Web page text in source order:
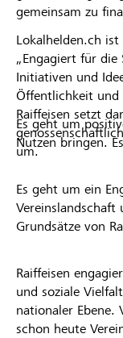
gemeinsam zu
Lokalhelden.ch
„Engagiert für die
Initiativen und
Öffentlichkeit und
Raiffeisen setzt
um.
Es geht um
Nutzen bringen.
Es geht um ein
Vereinslandschaft
Grundsätze von
Raiffeisen
und soziale
nationaler Ebene.
schon heute